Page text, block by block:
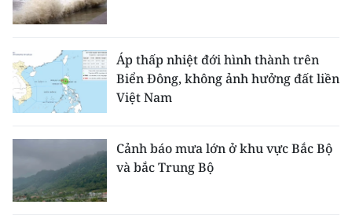
Áp thấp nhiệt đới hình thành trên
Biển Đông, không ảnh hưởng đất liền
Việt Nam
Cảnh báo mưa lớn ở khu vực Bắc Bộ
và bắc Trung Bộ